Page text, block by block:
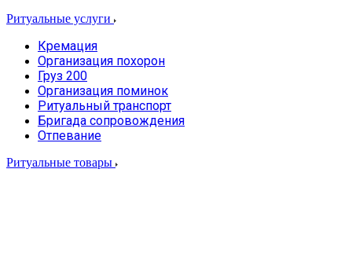
Ритуальные услуги
Кремация
Организация похорон
Груз 200
Организация поминок
Ритуальный транспорт
Бригада сопровождения
Отпевание
Ритуальные товары